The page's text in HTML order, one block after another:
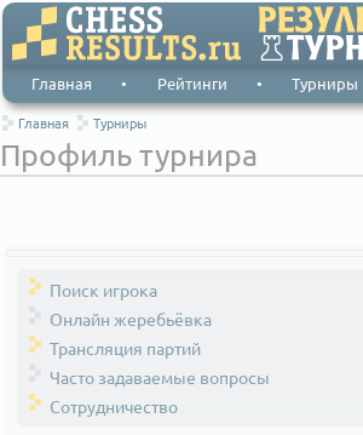
Главная • Рейтинги • Турниры
Главная Турниры
Профиль турнира
Поиск игрока
Онлайн жеребьёвка
Трансляция партий
Часто задаваемые вопросы
Сотрудничество